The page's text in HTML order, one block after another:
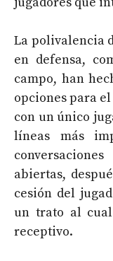
La polivalencia
en defensa,
campo, han
opciones para
con un único
líneas más
abiertas,
cesión del
un trato al
receptivo.